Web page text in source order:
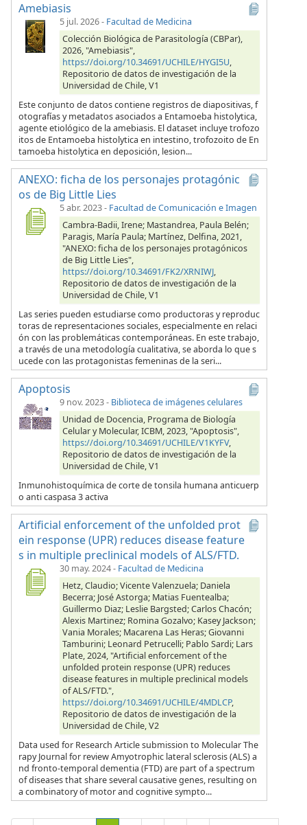
Amebiasis
5 jul. 2026- Facultad de Medicina
Colección Biológica de Parasitología (CBPar),
2026, "Amebiasis",
https://doi.org/10.34691/UCHILE/HYGI5U,
Repositorio de datos de investigación de la
Universidad de Chile, V1
Este conjunto de datos contiene registros de diapositivas, f
otografías y metadatos asociados a Entamoeba histolytica,
agente etiológico de la amebiasis. El dataset incluye trofozo
itos de Entamoeba histolytica en intestino, trofozoito de En
tamoeba histolytica en deposición, lesion...
ANEXO: ficha de los personajes protagónic
os de Big Little Lies
5 abr. 2023- Facultad de Comunicación e Imagen
Cambra-Badii, Irene; Mastandrea, Paula Belén;
Paragis, María Paula; Martínez, Delfina, 2021,
"ANEXO: ficha de los personajes protagónicos
de Big Little Lies",
https://doi.org/10.34691/FK2/XRNIWJ,
Repositorio de datos de investigación de la
Universidad de Chile, V1
Las series pueden estudiarse como productoras y reproduc
toras de representaciones sociales, especialmente en relaci
ón con las problemáticas contemporáneas. En este trabajo,
a través de una metodología cualitativa, se aborda lo que s
ucede con las protagonistas femeninas de la seri...
Apoptosis
9 nov. 2023- Biblioteca de imágenes celulares
Unidad de Docencia, Programa de Biología
Celular y Molecular, ICBM, 2023, "Apoptosis",
https://doi.org/10.34691/UCHILE/V1KYFV,
Repositorio de datos de investigación de la
Universidad de Chile, V1
Inmunohistoquímica de corte de tonsila humana anticuerp
o anti caspasa 3 activa
Artificial enforcement of the unfolded prot
ein response (UPR) reduces disease feature
s in multiple preclinical models of ALS/FTD.
30 may. 2024- Facultad de Medicina
Hetz, Claudio; Vicente Valenzuela; Daniela
Becerra; José Astorga; Matias Fuentealba;
Guillermo Diaz; Leslie Bargsted; Carlos Chacón;
Alexis Martinez; Romina Gozalvo; Kasey Jackson;
Vania Morales; Macarena Las Heras; Giovanni
Tamburini; Leonard Petrucelli; Pablo Sardi; Lars
Plate, 2024, "Artificial enforcement of the
unfolded protein response (UPR) reduces
disease features in multiple preclinical models
of ALS/FTD.",
https://doi.org/10.34691/UCHILE/4MDLCP,
Repositorio de datos de investigación de la
Universidad de Chile, V2
Data used for Research Article submission to Molecular The
rapy Journal for review Amyotrophic lateral sclerosis (ALS) a
nd fronto-temporal dementia (FTD) are part of a spectrum
of diseases that share several causative genes, resulting on
a combinatory of motor and cognitive sympto...